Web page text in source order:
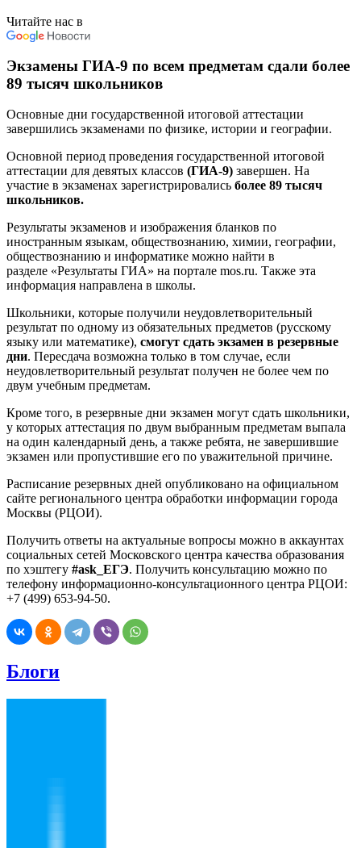
Читайте нас в
Экзамены ГИА-9 по всем предметам сдали более
89 тысяч школьников
Основные дни государственной итоговой аттестации
завершились экзаменами по физике, истории и географии.
Основной период проведения государственной итоговой
аттестации для девятых классов (ГИА-9) завершен. На
участие в экзаменах зарегистрировались более 89 тысяч
школьников.
Результаты экзаменов и изображения бланков по
иностранным языкам, обществознанию, химии, географии,
обществознанию и информатике можно найти в
разделе «Результаты ГИА» на портале mos.ru. Также эта
информация направлена в школы.
Школьники, которые получили неудовлетворительный
результат по одному из обязательных предметов (русскому
языку или математике), смогут сдать экзамен в резервные
дни. Пересдача возможна только в том случае, если
неудовлетворительный результат получен не более чем по
двум учебным предметам.
Кроме того, в резервные дни экзамен могут сдать школьники,
у которых аттестация по двум выбранным предметам выпала
на один календарный день, а также ребята, не завершившие
экзамен или пропустившие его по уважительной причине.
Расписание резервных дней опубликовано на официальном
сайте регионального центра обработки информации города
Москвы (РЦОИ).
Получить ответы на актуальные вопросы можно в аккаунтах
социальных сетей Московского центра качества образования
по хэштегу #ask_ЕГЭ. Получить консультацию можно по
телефону информационно-консультационного центра РЦОИ:
+7 (499) 653-94-50.
Блоги